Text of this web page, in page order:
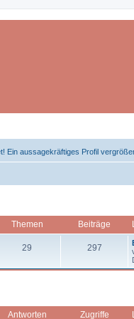
Ein aussagekräftiges Profil
Themen Beiträge
29 297B
t
e
Antworten Zugriffe